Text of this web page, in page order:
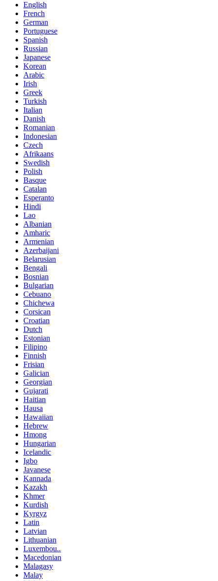
English
French
German
Portuguese
Spanish
Russian
Japanese
Korean
Arabic
Irish
Greek
Turkish
Italian
Danish
Romanian
Indonesian
Czech
Afrikaans
Swedish
Polish
Basque
Catalan
Esperanto
Hindi
Lao
Albanian
Amharic
Armenian
Azerbaijani
Belarusian
Bengali
Bosnian
Bulgarian
Cebuano
Chichewa
Corsican
Croatian
Dutch
Estonian
Filipino
Finnish
Frisian
Galician
Georgian
Gujarati
Haitian
Hausa
Hawaiian
Hebrew
Hmong
Hungarian
Icelandic
Igbo
Javanese
Kannada
Kazakh
Khmer
Kurdish
Kyrgyz
Latin
Latvian
Lithuanian
Luxembou..
Macedonian
Malagasy
Malay